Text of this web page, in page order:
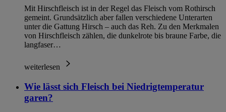
Mit Hirschfleisch ist in der Regel das Fleisch vom Rothirsch
gemeint. Grundsätzlich aber fallen verschiedene Unterarten
unter die Gattung Hirsch – auch das Reh. Zu den Merkmalen
von Hirschfleisch zählen, die dunkelrote bis braune Farbe, die
langfaser…
weiterlesen
Wie lässt sich Fleisch bei Niedrigtemperatur
garen?